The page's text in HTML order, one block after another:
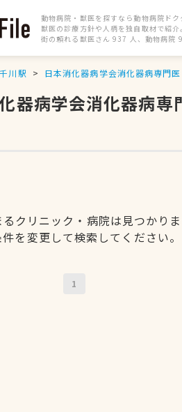
動物病院・獣医を探すなら動物病院ドク
獣医の診療方針や人柄を独自取材で紹介
街の頼れる獣医さん 937 人、動物病
千川駅 日本消化器病学会消化器病専門医
器病学会消化器病専
クリニック・病院は見つかりま
を変更して検索してください。
1